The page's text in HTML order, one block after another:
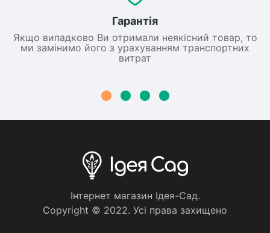
Гарантія
Якщо випадково Ви отримали неякісний товар, то
ми замінимо його з урахуванням транспортних
витрат
Iнтернет магазин Iдея-Сад.
Copyright © 2022. Усi права захищено